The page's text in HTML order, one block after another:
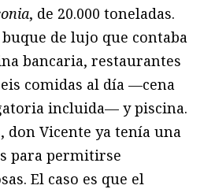
, de 20.000 toneladas.
de lujo que contaba
bancaria, restaurantes
comidas al día —cena
incluida— y piscina.
don Vicente ya tenía una
para permitirse
El caso es que el